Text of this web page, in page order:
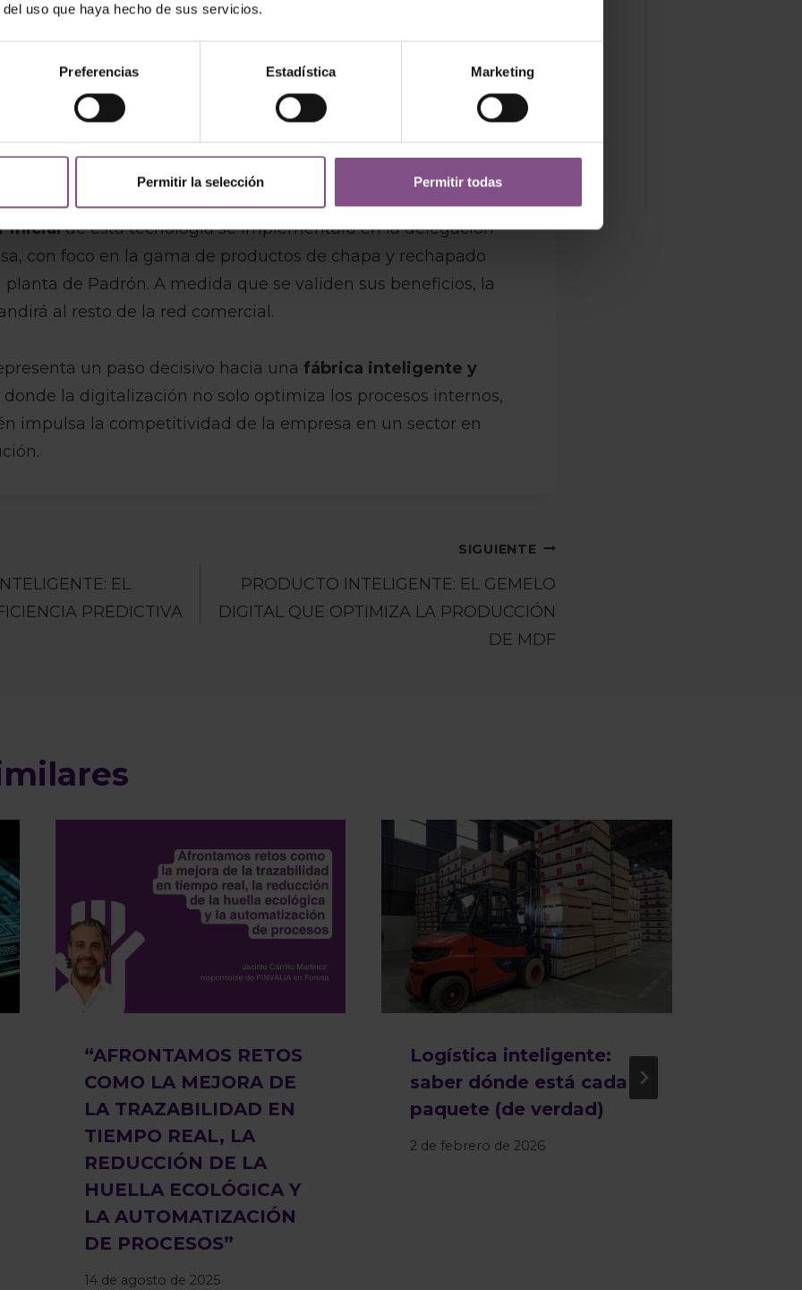
uso que haya hecho de sus servicios.
Preferencias Estadística Marketing
Permitir la selección Permitir todas
respuestas y aumentará la conversión de oportunidades en
estratégico para la red
inicialde esta tecnología se implementará en la delegación
con foco en la gama de productos de chapa y rechapado
de Padrón. A medida que se validen sus beneficios, la
al resto de la red comercial.
un paso decisivo hacia una fábrica inteligente y
donde la digitalización no solo optimiza los procesos internos,
impulsa la competitividad de la empresa en un sector en
EL
PREDICTIVA
SIGUIENTE
PRODUCTO INTELIGENTE: EL GEMELO
DIGITAL QUE OPTIMIZA LA PRODUCCIÓN
DE MDF
“AFRONTAMOS RETOS
COMO LA MEJORA DE
LA TRAZABILIDAD EN
TIEMPO REAL, LA
REDUCCIÓN DE LA
HUELLA ECOLÓGICA Y
LA AUTOMATIZACIÓN
DE PROCESOS”
14 de agosto de 2025
Logística inteligente:
saber dónde está cada
paquete (de verdad)
2 de febrero de 2026